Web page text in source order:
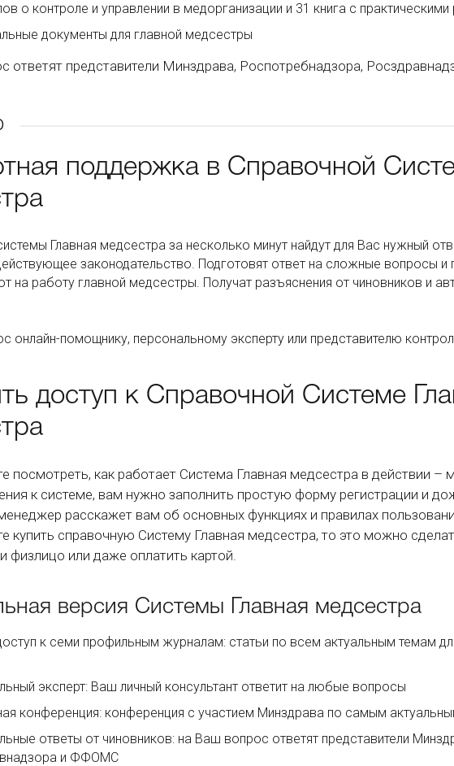
о контроле и управлении в медорганизации и 31 книга с
документы для главной медсестры
ответят представители Минздрава, Роспотребнадзора,
поддержка в Справочной
Главная медсестра за несколько минут найдут для Вас нужный
законодательство. Подготовят ответ на сложные вопросы и
на работу главной медсестры. Получат разъяснения от чиновников и
онлайн-помощнику, персональному эксперту или представителю
доступ к Справочной Системе
посмотреть, как работает Система Главная медсестра в действии
к системе, вам нужно заполнить простую форму регистрации и
расскажет вам об основных функциях и правилах
купить справочную Систему Главная медсестра, то это можно
физлицо или даже оплатить картой.
версия Системы Главная медсестра
к семи профильным журналам: статьи по всем актуальным темам
эксперт: Ваш личный консультант ответит на любые вопросы
конференция: конференция с участием Минздрава по самым
ответы от чиновников: на Ваш вопрос ответят представители
и ФФОМС